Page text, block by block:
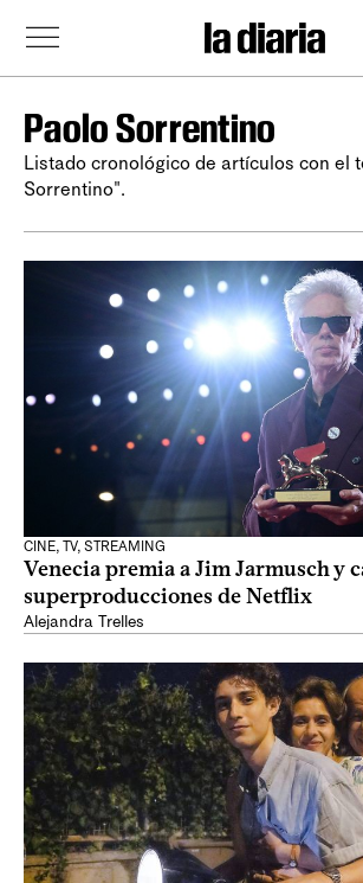
Paolo Sorrentino
Listado cronológico de artículos con el
Sorrentino".
CINE, TV, STREAMING
Venecia premia a Jim Jarmusch y
superproducciones de Netflix
Alejandra Trelles